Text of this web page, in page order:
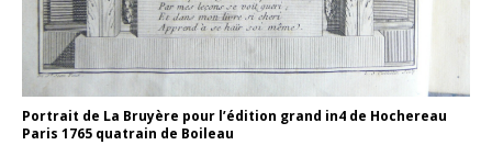
Portrait de La Bruyère pour l’édition grand in4 de Hochereau
Paris 1765 quatrain de Boileau